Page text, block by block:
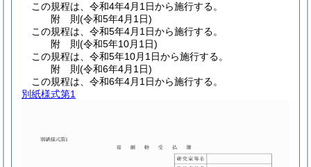
この規程は、令和4年4月1日から施行する。
附 則(令和5年4月1日)
この規程は、令和5年4月1日から施行する。
附 則(令和5年10月1日)
この規程は、令和5年10月1日から施行する。
附 則(令和6年4月1日)
この規程は、令和6年4月1日から施行する。
別紙様式第1